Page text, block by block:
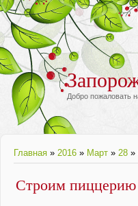
Добро пожаловать
Главная » 2016 » Март » 28 »
Строим пиццерию